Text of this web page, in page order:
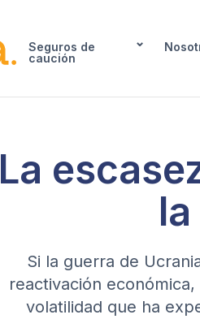
Seguros de
caución
La
Si la guerra de
reactivación
volatilidad que ha